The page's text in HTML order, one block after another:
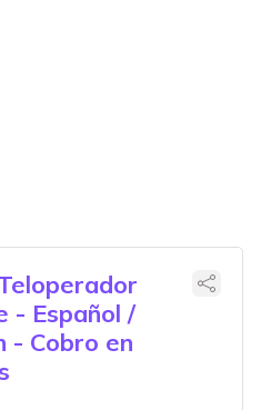
- Español /
- Cobro en